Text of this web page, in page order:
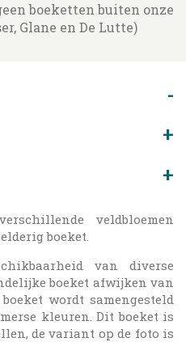
boeketten buiten onze
Glane en De Lutte)
veldbloemen
boeket.
van diverse
boeket afwijken van
wordt samengesteld
kleuren. Dit boeket is
de variant op de foto is